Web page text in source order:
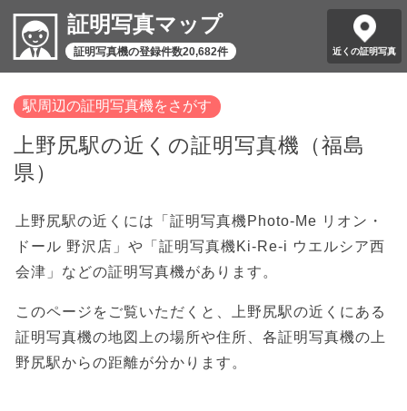
証明写真マップ
証明写真機の登録件数20,682件 近くの証明写真
駅周辺の証明写真機をさがす
上野尻駅の近くの証明写真機（福島
県）
上野尻駅の近くには「証明写真機Photo-Me リオン・
ドール 野沢店」や「証明写真機Ki-Re-i ウエルシア西
会津」などの証明写真機があります。
このページをご覧いただくと、上野尻駅の近くにある
証明写真機の地図上の場所や住所、各証明写真機の上
野尻駅からの距離が分かります。